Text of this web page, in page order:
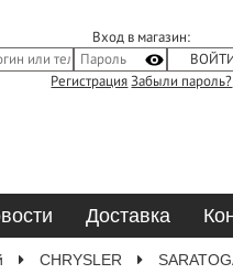
Вход в магазин:
Регистрация Забыли пароль?
Доставка
CHRYSLER